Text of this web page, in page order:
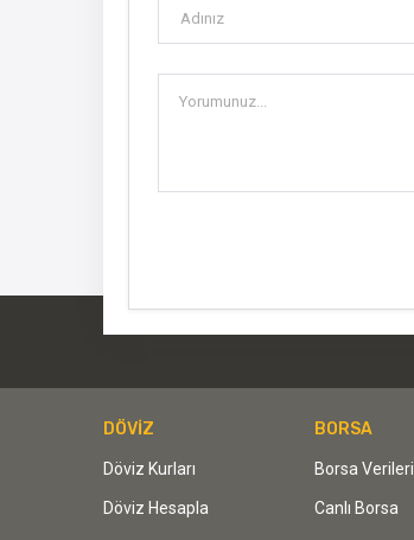
DÖVİZ
Döviz Kurları
Döviz Hesapla
BORSA
Borsa Verileri
Canlı Borsa